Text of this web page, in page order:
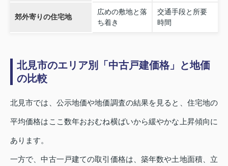
郊外寄りの住宅地
広めの敷地と落
ち着き
交通手段と所要
時間
北見市のエリア別「中古戸建価格」と地価
の比較
北見市では、公示地価や地価調査の結果を見ると、住宅地の
平均価格はここ数年おおむね横ばいから緩やかな上昇傾向に
あります。
一方で、中古一戸建ての取引価格は、築年数や土地面積、立